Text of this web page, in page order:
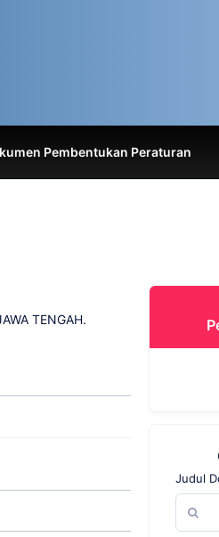
Pembentukan Peraturan
TENGAH.
Judul